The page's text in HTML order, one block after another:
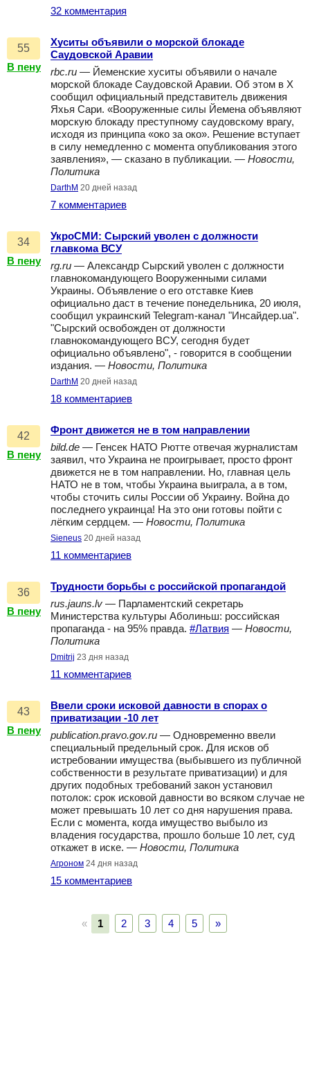
32 комментария
55
В пену
Хуситы объявили о морской блокаде
Саудовской Аравии
rbc.ru — Йеменские хуситы объявили о начале
морской блокаде Саудовской Аравии. Об этом в X
сообщил официальный представитель движения
Яхья Сари. «Вооруженные силы Йемена объявляют
морскую блокаду преступному саудовскому врагу,
исходя из принципа «око за око». Решение вступает
в силу немедленно с момента опубликования этого
заявления», — сказано в публикации. — Новости,
Политика
DarthM 20 дней назад
7 комментариев
34
В пену
УкроСМИ: Сырский уволен с должности
главкома ВСУ
rg.ru — Александр Сырский уволен с должности
главнокомандующего Вооруженными силами
Украины. Объявление о его отставке Киев
официально даст в течение понедельника, 20 июля,
сообщил украинский Telegram-канал "Инсайдер.ua".
"Сырский освобожден от должности
главнокомандующего ВСУ, сегодня будет
официально объявлено", - говорится в сообщении
издания. — Новости, Политика
DarthM 20 дней назад
18 комментариев
42
В пену
Фронт движется не в том направлении
bild.de — Генсек НАТО Рютте отвечая журналистам
заявил, что Украина не проигрывает, просто фронт
движется не в том направлении. Но, главная цель
НАТО не в том, чтобы Украина выиграла, а в том,
чтобы сточить силы России об Украину. Война до
последнего украинца! На это они готовы пойти с
лёгким сердцем. — Новости, Политика
Sieneus 20 дней назад
11 комментариев
36
В пену
Трудности борьбы с российской пропагандой
rus.jauns.lv — Парламентский секретарь
Министерства культуры Аболиньш: российская
пропаганда - на 95% правда. #Латвия — Новости,
Политика
Dmitrij 23 дня назад
11 комментариев
43
В пену
Ввели сроки исковой давности в спорах о
приватизации -10 лет
publication.pravo.gov.ru — Одновременно ввели
специальный предельный срок. Для исков об
истребовании имущества (выбывшего из публичной
собственности в результате приватизации) и для
других подобных требований закон установил
потолок: срок исковой давности во всяком случае не
может превышать 10 лет со дня нарушения права.
Если с момента, когда имущество выбыло из
владения государства, прошло больше 10 лет, суд
откажет в иске. — Новости, Политика
Агроном 24 дня назад
15 комментариев
« 1 2 3 4 5 »